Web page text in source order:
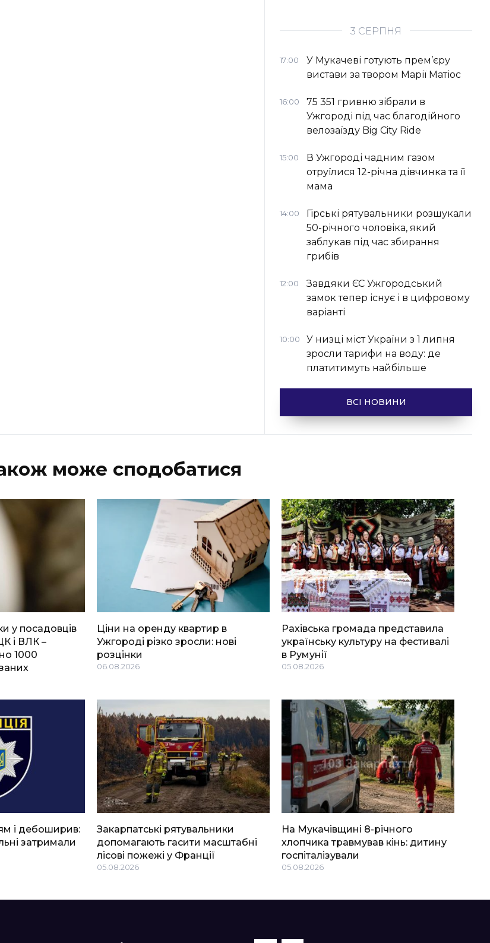
3 СЕРПНЯ
17:00
У Мукачеві готують прем’єру
вистави за твором Марії Матіос
16:00
75 351 гривню зібрали в
Ужгороді під час благодійного
велозаїзду Big Сity Ride
15:00
В Ужгороді чадним газом
отруїлися 12-річна дівчинка та її
мама
14:00
Гірські рятувальники розшукали
50-річного чоловіка, який
заблукав під час збирання
грибів
12:00
Завдяки ЄС Ужгородський
замок тепер існує і в цифровому
варіанті
10:00
У низці міст України з 1 липня
зросли тарифи на воду: де
платитимуть найбільше
ВСІ НОВИНИ
може сподобатися
у посадовців
і ВЛК –
1000
Ціни на оренду квартир в
Ужгороді різко зросли: нові
розцінки
06.08.2026
Рахівська громада представила
українську культуру на фестивалі
в Румунії
05.08.2026
і дебоширив:
затримали
Закарпатські рятувальники
допомагають гасити масштабні
лісові пожежі у Франції
05.08.2026
На Мукачівщині 8-річного
хлопчика травмував кінь: дитину
госпіталізували
05.08.2026